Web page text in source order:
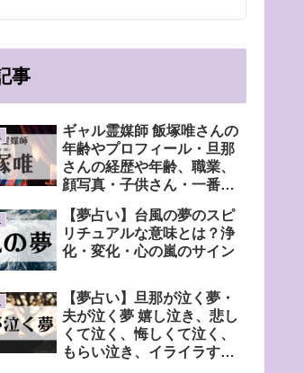
事
ギャル霊媒師 飯塚唯さんの
年齢やプロフィール・旦那
さんの経歴や年齢、職業、
顔写真・子供さん・一番弟
査！
【夢占い】台風の夢のスピ
リチュアルな意味とは？浄
化・変化・心の嵐のサイン
【夢占い】旦那が泣く夢・
夫が泣く夢 嬉し泣き、悲し
くて泣く、悔しくて泣く、
もらい泣き、イライラす